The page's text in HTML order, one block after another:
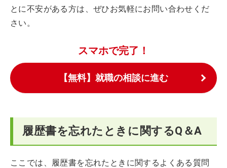
とに不安がある方は、ぜひお気軽にお問い合わせくだ
さい。
スマホで完了！
【無料】就職の相談に進む
履歴書を忘れたときに関するQ＆A
ここでは、履歴書を忘れたときに関するよくある質問